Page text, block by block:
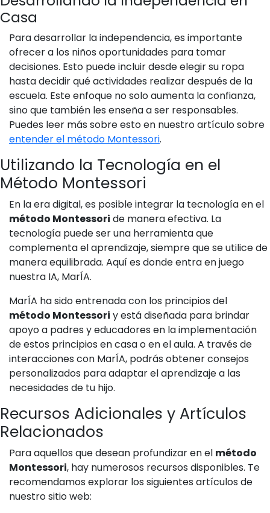
Casa
Para desarrollar la independencia, es importante
ofrecer a los niños oportunidades para tomar
decisiones. Esto puede incluir desde elegir su ropa
hasta decidir qué actividades realizar después de la
escuela. Este enfoque no solo aumenta la confianza,
sino que también les enseña a ser responsables.
Puedes leer más sobre esto en nuestro artículo sobre
entender el método Montessori.
Utilizando la Tecnología en el
Método Montessori
En la era digital, es posible integrar la tecnología en el
método Montessori de manera efectiva. La
tecnología puede ser una herramienta que
complementa el aprendizaje, siempre que se utilice de
manera equilibrada. Aquí es donde entra en juego
nuestra IA, MarÍA.
MarÍA ha sido entrenada con los principios del
método Montessori y está diseñada para brindar
apoyo a padres y educadores en la implementación
de estos principios en casa o en el aula. A través de
interacciones con MarÍA, podrás obtener consejos
personalizados para adaptar el aprendizaje a las
necesidades de tu hijo.
Recursos Adicionales y Artículos
Relacionados
Para aquellos que desean profundizar en el método
Montessori, hay numerosos recursos disponibles. Te
recomendamos explorar los siguientes artículos de
nuestro sitio web: